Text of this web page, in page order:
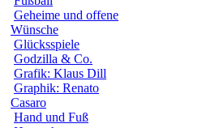
Geheime und offene
Wünsche
Glücksspiele
Godzilla & Co.
Grafik: Klaus Dill
Graphik: Renato
Casaro
Hand und Fuß